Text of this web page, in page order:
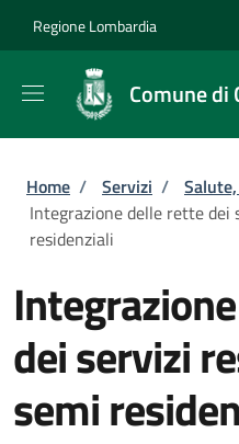
Regione Lombardia
Comune di
Briciole di
Home / Servizi /
Integrazione delle rette dei
residenziali
dei servizi
semi